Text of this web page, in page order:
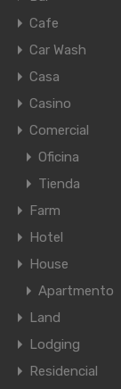
Cafe
Car Wash
Casa
Casino
Comercial
Oficina
Tienda
Farm
Hotel
House
Apartmento
Land
Lodging
Residencial